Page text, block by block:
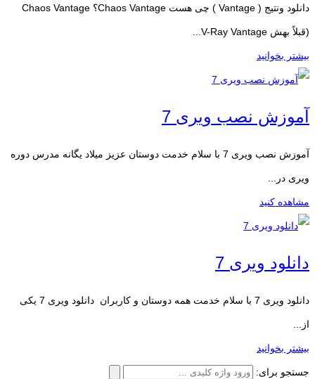
دانلود ونتیج ( Vantage ) چی هست Chaos Vantage؟ Chaos Vantage
(قبلاً بهش V-Ray Vantage...
بیشتر بخوانید
آموزش نصب ویری 7
آموزش نصب ویری 7 با سلام خدمت دوستان عزیز میلاد یگانه مدرس دوره
ویری در...
مشاهده کنید
دانلود ویری 7
دانلود ویری 7 با سلام خدمت همه دوستان و کاربران دانلود ویری 7 یکی
از...
بیشتر بخوانید
جستجو برای: